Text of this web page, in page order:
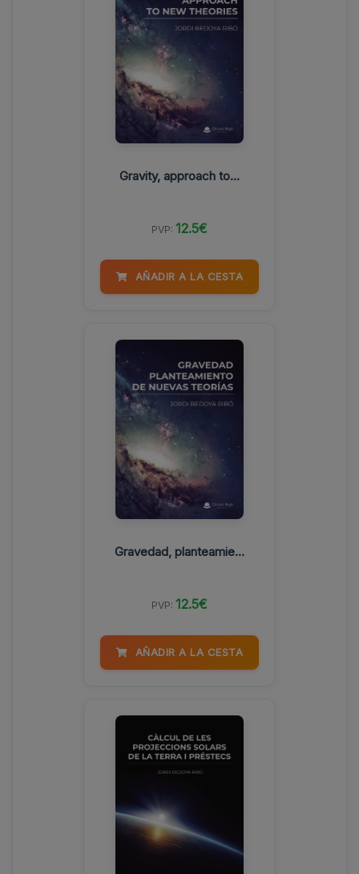
Gravity, approach to...
PVP: 12.5€
AÑADIR A LA CESTA
Gravedad, planteamie...
PVP: 12.5€
AÑADIR A LA CESTA